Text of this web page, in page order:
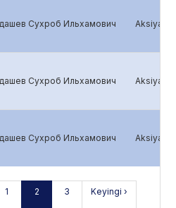
Сухроб Ильхамович
Сухроб Ильхамович
Сухроб Ильхамович
1 2 3 Keyingi ›